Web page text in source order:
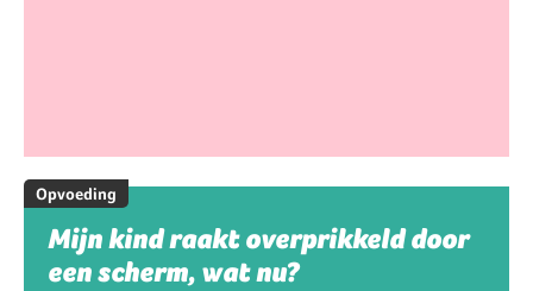
Opvoeding
Mijn kind raakt overprikkeld door
een scherm, wat nu?